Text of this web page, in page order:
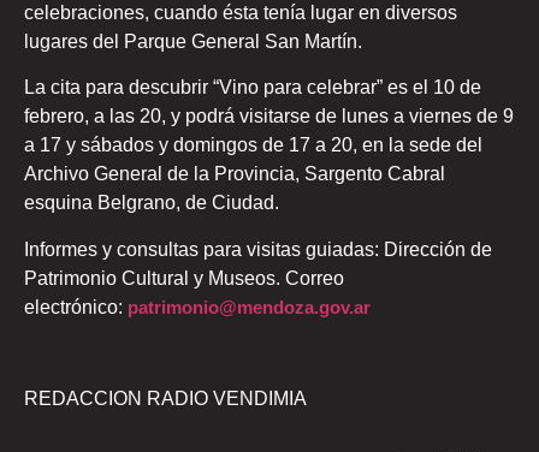
celebraciones, cuando ésta tenía lugar en diversos
lugares del Parque General San Martín.
La cita para descubrir “Vino para celebrar” es el 10 de
febrero, a las 20, y podrá visitarse de lunes a viernes de 9
a 17 y sábados y domingos de 17 a 20, en la sede del
Archivo General de la Provincia, Sargento Cabral
esquina Belgrano, de Ciudad.
Informes y consultas para visitas guiadas: Dirección de
Patrimonio Cultural y Museos. Correo
electrónico: patrimonio@mendoza.gov.ar
REDACCION RADIO VENDIMIA